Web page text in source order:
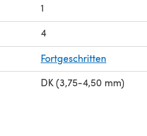
1
4
Fortgeschritten
DK (3,75-4,50 mm)